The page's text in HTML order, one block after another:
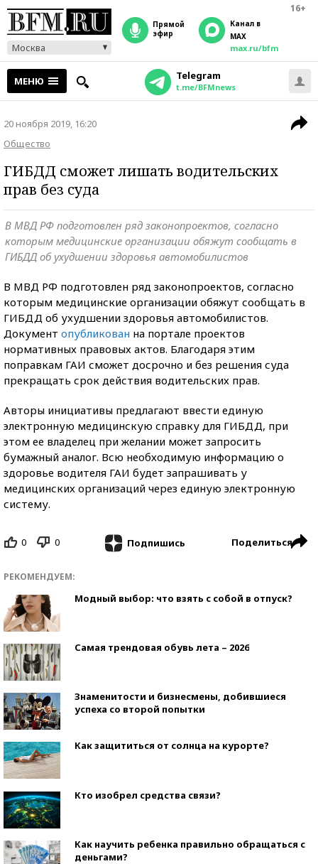
16+
Москва
прямой
эфир
Канал в
MAX
max.ru/bfm
МЕНЮ Telegram
t.me/BFMnews
20 ноября 2019, 16:20
Общество
ГИБДД сможет лишать водительских
прав без суда
В МВД РФ подготовлен ряд законопроектов, согласно
которым медицинские организации обяжут сообщать в
ГИБДД об ухудшении здоровья автомобилистов
В МВД РФ подготовлен ряд законопроектов, согласно
которым медицинские организации обяжут сообщать в
ГИБДД об ухудшении здоровья автомобилистов.
Документ опубликован на портале проектов
нормативных правовых актов. Благодаря этим
поправкам ГАИ сможет досрочно и без решения суда
прекращать срок действия водительских прав.
Авторы инициативы предлагают ввести единую
электронную медицинскую справку для ГИБДД, при
этом ее владелец при желании может запросить
бумажный аналог. Всю необходимую информацию о
здоровье водителя ГАИ будет запрашивать у
медицинских организаций через единую электронную
систему.
0 0 Подпишись Поделиться
РЕКОМЕНДУЕМ:
Модный выбор: что взять с собой в отпуск?
Самая трендовая обувь лета – 2026
Знаменитости и бизнесмены, добившиеся
успеха со второй попытки
Как защититься от солнца на курорте?
Кто изобрел средства связи?
Как научить ребенка правильно обращаться с
деньгами?